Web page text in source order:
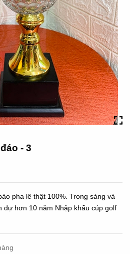
- 3
pha lê thật 100%. Trong sáng và
dự hơn 10 năm Nhập khẩu cúp golf